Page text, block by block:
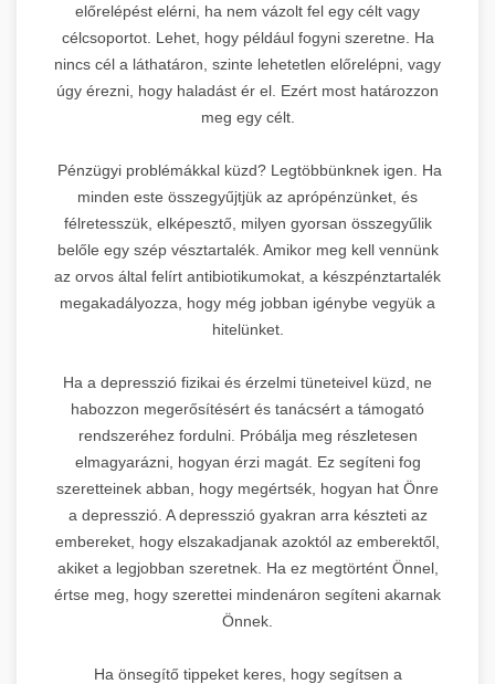
előrelépést elérni, ha nem vázolt fel egy célt vagy
célcsoportot. Lehet, hogy például fogyni szeretne. Ha
nincs cél a láthatáron, szinte lehetetlen előrelépni, vagy
úgy érezni, hogy haladást ér el. Ezért most határozzon
meg egy célt.
Pénzügyi problémákkal küzd? Legtöbbünknek igen. Ha
minden este összegyűjtjük az aprópénzünket, és
félretesszük, elképesztő, milyen gyorsan összegyűlik
belőle egy szép vésztartalék. Amikor meg kell vennünk
az orvos által felírt antibiotikumokat, a készpénztartalék
megakadályozza, hogy még jobban igénybe vegyük a
hitelünket.
Ha a depresszió fizikai és érzelmi tüneteivel küzd, ne
habozzon megerősítésért és tanácsért a támogató
rendszeréhez fordulni. Próbálja meg részletesen
elmagyarázni, hogyan érzi magát. Ez segíteni fog
szeretteinek abban, hogy megértsék, hogyan hat Önre
a depresszió. A depresszió gyakran arra készteti az
embereket, hogy elszakadjanak azoktól az emberektől,
akiket a legjobban szeretnek. Ha ez megtörtént Önnel,
értse meg, hogy szerettei mindenáron segíteni akarnak
Önnek.
Ha önsegítő tippeket keres, hogy segítsen a